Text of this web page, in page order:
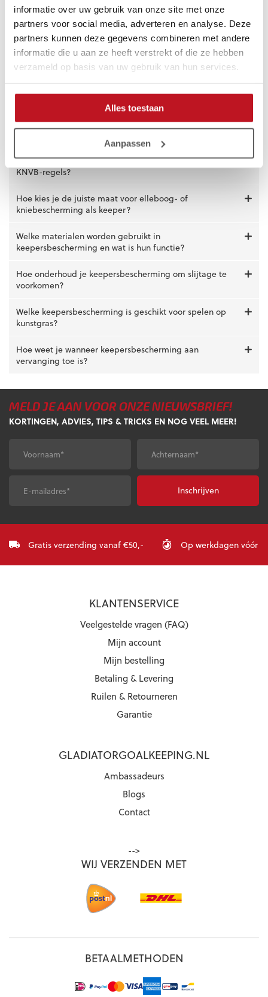
informatie over uw gebruik van onze site met onze
partners voor social media, adverteren en analyse. Deze
partners kunnen deze gegevens combineren met andere
informatie die u aan ze heeft verstrekt of die ze hebben
verzameld op basis van uw gebruik van hun services.
Alles toestaan
Aanpassen
Heb je jouw ideale keepersbescherming gevonden? Bestel
deze eenvoudig en voordelig in onze webshop. Plaats je
bestelling vóór 23:00 uur, dan heb je het morgen al in huis. Bij
ons vind je niet alleen bescherming, maar ook keeperskleding
zoals broeken en shirts. Heb je vragen of wil je meer
informatie? Neem dan gerust contact met ons op. Ons team
Veelgestelde vragen
Wanneer is keepersbescherming verplicht volgens de
KNVB-regels?
Hoe kies je de juiste maat voor elleboog- of
kniebescherming als keeper?
Welke materialen worden gebruikt in
keepersbescherming en wat is hun functie?
Hoe onderhoud je keepersbescherming om slijtage te
voorkomen?
Welke keepersbescherming is geschikt voor spelen op
kunstgras?
Hoe weet je wanneer keepersbescherming aan
vervanging toe is?
MELD JE AAN VOOR ONZE NIEUWSBRIEF!
KORTINGEN, ADVIES, TIPS & TRICKS EN NOG VEEL MEER!
Voornaam* Achternaam*
Gratis verzending vanaf €50,- Op werkdagen vóór
KLANTENSERVICE
Veelgestelde vragen (FAQ)
Mijn account
Mijn bestelling
Betaling & Levering
Ruilen & Retourneren
Garantie
GLADIATORGOALKEEPING.NL
Ambassadeurs
Blogs
Contact
-->
WIJ VERZENDEN MET
BETAALMETHODEN